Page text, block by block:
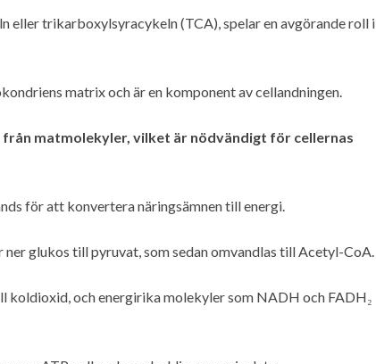
eller trikarboxylsyracykeln (TCA), spelar en avgörande roll i
matrix och är en komponent av cellandningen.
matmolekyler, vilket är nödvändigt för cellernas
för att konvertera näringsämnen till energi.
glukos till pyruvat, som sedan omvandlas till Acetyl-CoA.
och energirika molekyler som NADH och FADH₂